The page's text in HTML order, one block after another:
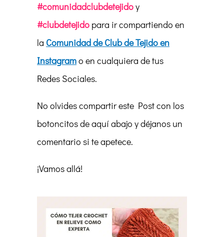
#comunidadclubdetejidoy
#clubdetejido para ir compartiendo en
la Comunidad de Club de Tejido en
Instagramo en cualquiera de tus
Redes Sociales.
No olvides compartir este Post con los
botoncitos de aquí abajo y déjanos un
comentario si te apetece.
¡Vamos allá!